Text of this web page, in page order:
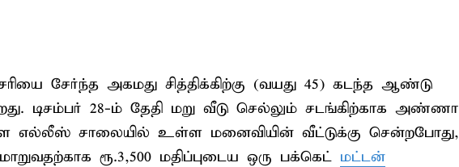
சேர்ந்த அகமது சித்திக்கிற்கு (வயது 45) கடந்த ஆண்டு
டிசம்பர் 28-ம் தேதி மறு வீடு செல்லும் சடங்கிற்காக அண்ணா
எல்லீஸ் சாலையில் உள்ள மனைவியின் வீட்டுக்கு சென்றபோது,
ரூ.3,500 மதிப்புடைய ஒரு பக்கெட் மட்டன்